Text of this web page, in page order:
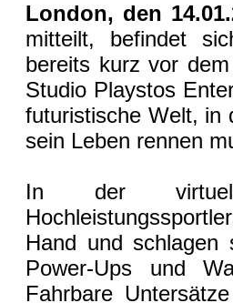
London, den
mitteilt, befindet
bereits kurz vor
Studio Playstos
futuristische Welt, in
sein Leben rennen
In der
Hand und schlagen
Power-Ups und
Fahrbare